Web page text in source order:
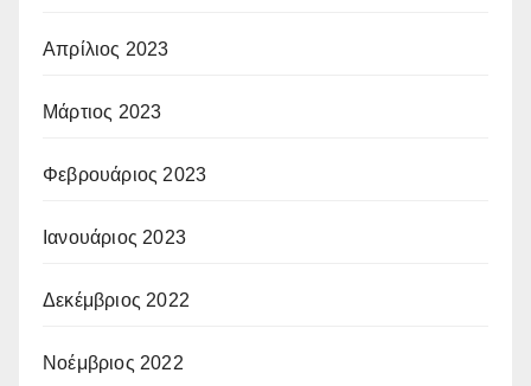
Απρίλιος 2023
Μάρτιος 2023
Φεβρουάριος 2023
Ιανουάριος 2023
Δεκέμβριος 2022
Νοέμβριος 2022